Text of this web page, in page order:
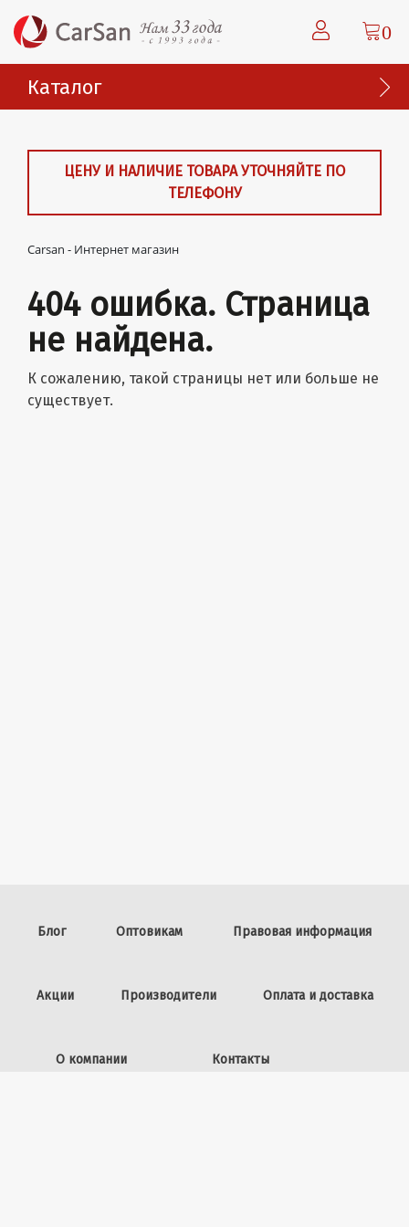
0
Каталог
ЦЕНУ И НАЛИЧИЕ ТОВАРА УТОЧНЯЙТЕ ПО
ТЕЛЕФОНУ
Carsan - Интернет магазин
404 ошибка. Страница
не найдена.
К сожалению, такой страницы нет или больше не
существует.
Блог Оптовикам Правовая информация
Акции Производители Оплата и доставка
О компании Контакты